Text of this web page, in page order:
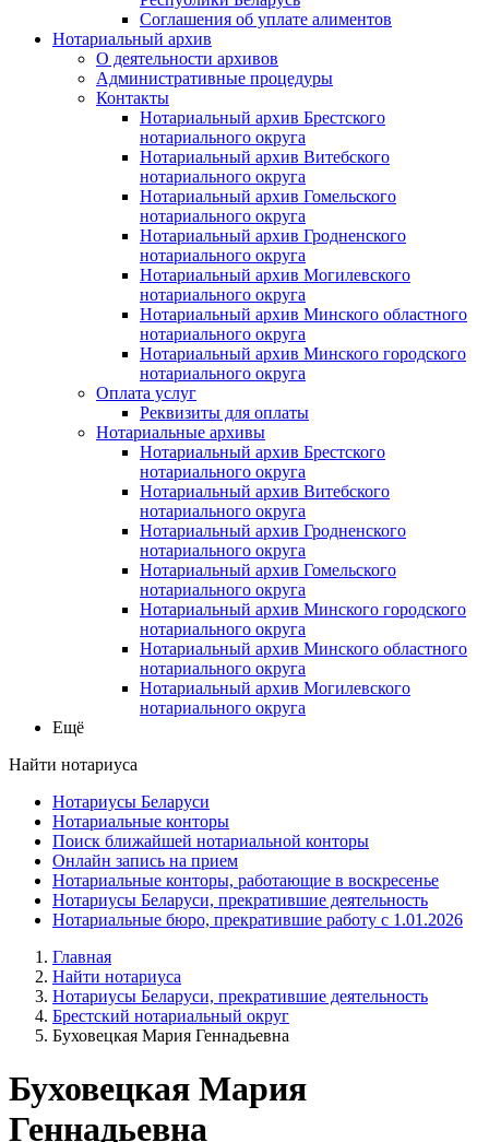
Соглашения об уплате алиментов
Нотариальный архив
О деятельности архивов
Административные процедуры
Контакты
Нотариальный архив Брестского
нотариального округа
Нотариальный архив Витебского
нотариального округа
Нотариальный архив Гомельского
нотариального округа
Нотариальный архив Гродненского
нотариального округа
Нотариальный архив Могилевского
нотариального округа
Нотариальный архив Минского областного
нотариального округа
Нотариальный архив Минского городского
нотариального округа
Оплата услуг
Реквизиты для оплаты
Нотариальные архивы
Нотариальный архив Брестского
нотариального округа
Нотариальный архив Витебского
нотариального округа
Нотариальный архив Гродненского
нотариального округа
Нотариальный архив Гомельского
нотариального округа
Нотариальный архив Минского городского
нотариального округа
Нотариальный архив Минского областного
нотариального округа
Нотариальный архив Могилевского
нотариального округа
Ещё
Найти нотариуса
Нотариусы Беларуси
Нотариальные конторы
Поиск ближайшей нотариальной конторы
Онлайн запись на прием
Нотариальные конторы, работающие в воскресенье
Нотариусы Беларуси, прекратившие деятельность
Нотариальные бюро, прекратившие работу с 1.01.2026
Главная
Найти нотариуса
Нотариусы Беларуси, прекратившие деятельность
Брестский нотариальный округ
Буховецкая Мария Геннадьевна
Буховецкая Мария
Геннадьевна